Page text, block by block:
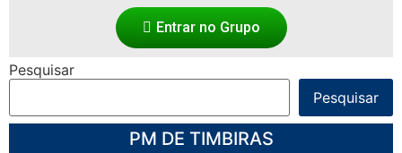
Entrar no Grupo
Pesquisar
Pesquisar
PM DE TIMBIRAS